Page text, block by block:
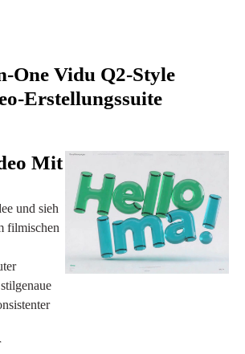
One Vidu Q2-Style
Erstellungssuite
Mit
und sieh
filmischen